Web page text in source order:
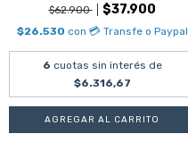
$62.900 $37.900
$26.530 con 💳 Transfe o Paypal
6 cuotas sin interés de
$6.316,67